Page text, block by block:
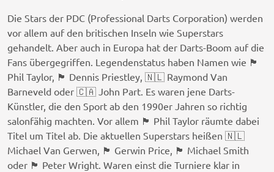
Die Stars der PDC (Professional Darts Corporation) werden
vor allem auf den britischen Inseln wie Superstars
gehandelt. Aber auch in Europa hat der Darts-Boom auf die
Fans übergegriffen. Legendenstatus haben Namen wie 🏴󠁧󠁢󠁥󠁮󠁧󠁿
Phil Taylor, 🏴󠁧󠁢󠁥󠁮󠁧󠁿 Dennis Priestley, 🇳🇱 Raymond Van
Barneveld oder 🇨🇦 John Part. Es waren jene Darts-
Künstler, die den Sport ab den 1990er Jahren so richtig
salonfähig machten. Vor allem 🏴󠁧󠁢󠁥󠁮󠁧󠁿 Phil Taylor räumte dabei
Titel um Titel ab. Die aktuellen Superstars heißen 🇳🇱
Michael Van Gerwen, 🏴󠁧󠁢󠁷󠁬󠁳󠁿 Gerwin Price, 🏴󠁧󠁢󠁥󠁮󠁧󠁿 Michael Smith
oder 🏴󠁧󠁢󠁳󠁣󠁴󠁿 Peter Wright. Waren einst die Turniere klar in